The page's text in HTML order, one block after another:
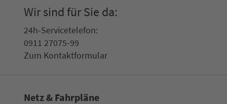
Wir sind für Sie da:
24h-Ser­vice­te­le­fon:
0911 27075-99
Zum Kon­taktformular
Netz & Fahrpläne